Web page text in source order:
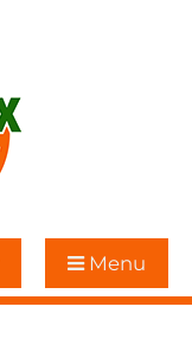
Menu